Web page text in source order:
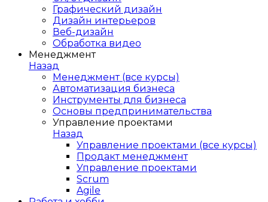
Графический дизайн
Дизайн интерьеров
Веб-дизайн
Обработка видео
Менеджмент
Назад
Менеджмент (все курсы)
Автоматизация бизнеса
Инструменты для бизнеса
Основы предпринимательства
Управление проектами
Назад
Управление проектами (все курсы)
Продакт менеджмент
Управление проектами
Scrum
Agile